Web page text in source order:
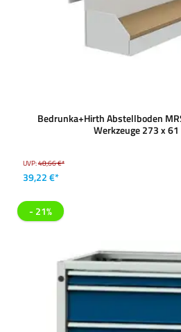
Bedrunka+Hirth Abstellboden
Werkzeuge 273 x
UVP:48,66 €*
39,22 €*
- 21%